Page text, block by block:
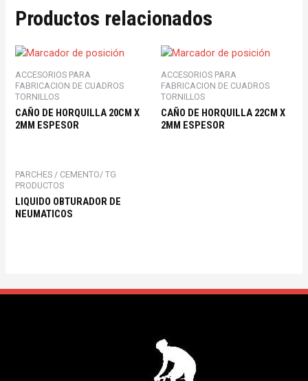
Productos relacionados
ACCESORIOS PARA
FABRICACION DE CUADROS
TORNILLOS
CAÑO DE HORQUILLA 20CM X
2MM ESPESOR
ACCESORIOS PARA
FABRICACION DE CUADROS
TORNILLOS
CAÑO DE HORQUILLA 22CM X
2MM ESPESOR
PARCHES / CEMENTO/ TG
PRODUCTOS
LIQUIDO OBTURADOR DE
NEUMATICOS